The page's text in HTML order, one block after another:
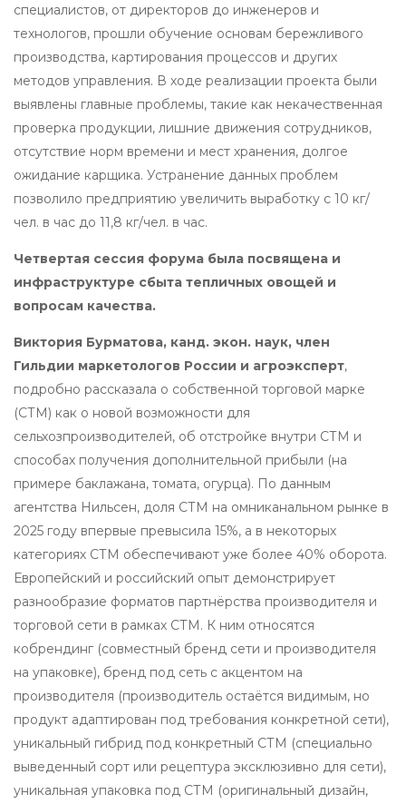
специалистов, от директоров до инженеров и
технологов, прошли обучение основам бережливого
производства, картирования процессов и других
методов управления. В ходе реализации проекта были
выявлены главные проблемы, такие как некачественная
проверка продукции, лишние движения сотрудников,
отсутствие норм времени и мест хранения, долгое
ожидание карщика. Устранение данных проблем
позволило предприятию увеличить выработку с 10 кг/
чел. в час до 11,8 кг/чел. в час.
Четвертая сессия форума была посвящена и
инфраструктуре сбыта тепличных овощей и
вопросам качества.
Виктория Бурматова, канд. экон. наук, член
Гильдии маркетологов России и агроэксперт,
подробно рассказала о собственной торговой марке
(СТМ) как о новой возможности для
сельхозпроизводителей, об отстройке внутри СТМ и
способах получения дополнительной прибыли (на
примере баклажана, томата, огурца). По данным
агентства Нильсен, доля СТМ на омниканальном рынке в
2025 году впервые превысила 15%, а в некоторых
категориях СТМ обеспечивают уже более 40% оборота.
Европейский и российский опыт демонстрирует
разнообразие форматов партнёрства производителя и
торговой сети в рамках СТМ. К ним относятся
кобрендинг (совместный бренд сети и производителя
на упаковке), бренд под сеть с акцентом на
производителя (производитель остаётся видимым, но
продукт адаптирован под требования конкретной сети),
уникальный гибрид под конкретный СТМ (специально
выведенный сорт или рецептура эксклюзивно для сети),
уникальная упаковка под СТМ (оригинальный дизайн,